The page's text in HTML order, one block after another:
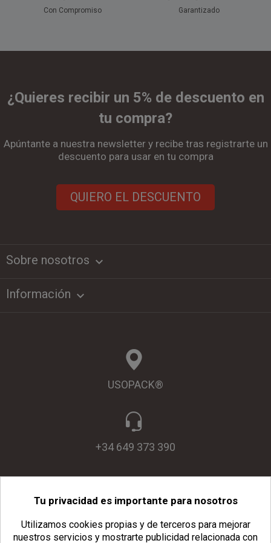
Con Compromiso Garantizado
¿Quieres recibir un 5% de descuento en
tu compra?
Apúntante a nuestra newsletter y recibe tras registrarte un
descuento para usar en tu compra
QUIERO EL DESCUENTO
Sobre nosotros keyboard_arrow_down
Información 
USOPACK®
+34 649 373 390
info@usopack.com
Tu privacidad es importante para nosotros
Utilizamos cookies propias y de terceros para mejorar
nuestros servicios y mostrarte publicidad relacionada con